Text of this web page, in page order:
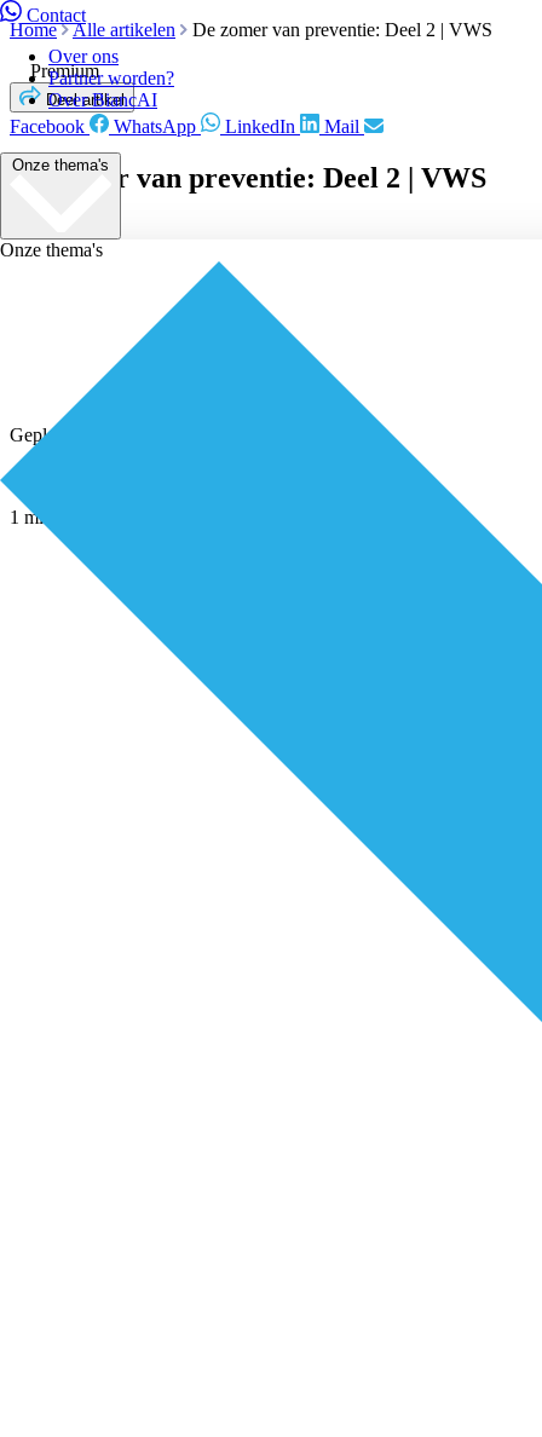
Contact
Over ons
Partner worden?
Over BiancAI
Onze thema's
Onze thema's
Home Alle artikelen
De zomer van preventie: Deel 2 | VWS
Premium
Deel artikel
Facebook WhatsApp LinkedIn Mail
De zomer van preventie: Deel 2 | VWS
Geplaatst door
27 juli 2020
1 minuut leestijd